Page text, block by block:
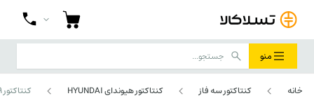
منو
خانه کنتاکتور سه فاز کنتاکتور هیوندای HYUNDAI کنتاکتور 9 آمپر هیوندای بوبین 220VAC توان 4 کیلووات مدل HGCB